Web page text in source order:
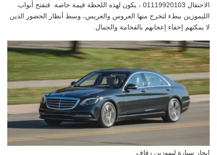
الاحتفال 01119920103 ، يكون لهذه اللحظة قيمة خاصة. فتفتح أبواب
الليموزين ببطء لتخرج منها العروس والعريس، وسط أنظار الحضور الذين
لا يمكنهم إخفاء إعجابهم بالفخامة والجمال.
ايجار سيارة ليموزين زفاف